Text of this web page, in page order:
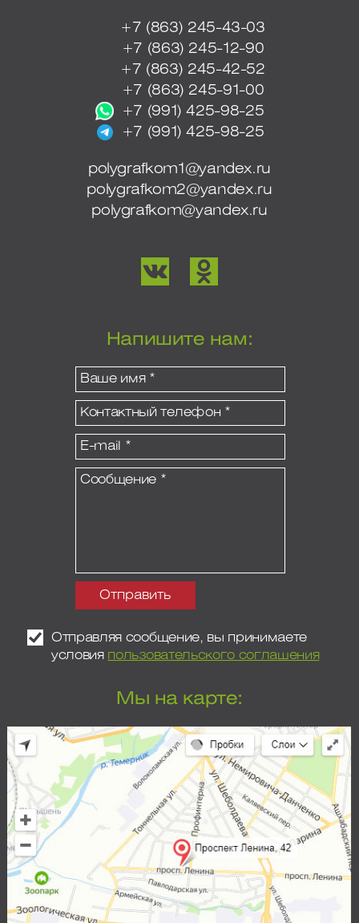
+7 (863) 245-43-03
+7 (863) 245-12-90
+7 (863) 245-42-52
+7 (863) 245-91-00
+7 (991) 425-98-25
+7 (991) 425-98-25
polygrafkom1@yandex.ru
polygrafkom2@yandex.ru
polygrafkom@yandex.ru
Напишите нам:
Отправляя сообщение, вы принимаете
условия пользовательского соглашения
Мы на карте: